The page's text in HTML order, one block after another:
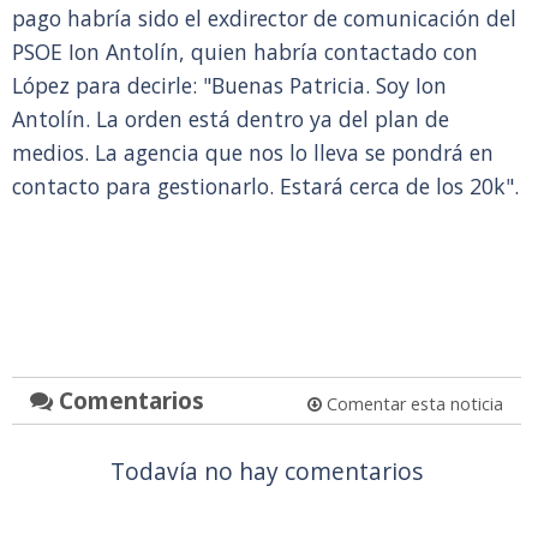
pago habría sido el exdirector de comunicación del
PSOE Ion Antolín, quien habría contactado con
López para decirle: "Buenas Patricia. Soy Ion
Antolín. La orden está dentro ya del plan de
medios. La agencia que nos lo lleva se pondrá en
contacto para gestionarlo. Estará cerca de los 20k".
Comentarios Comentar esta noticia
Todavía no hay comentarios